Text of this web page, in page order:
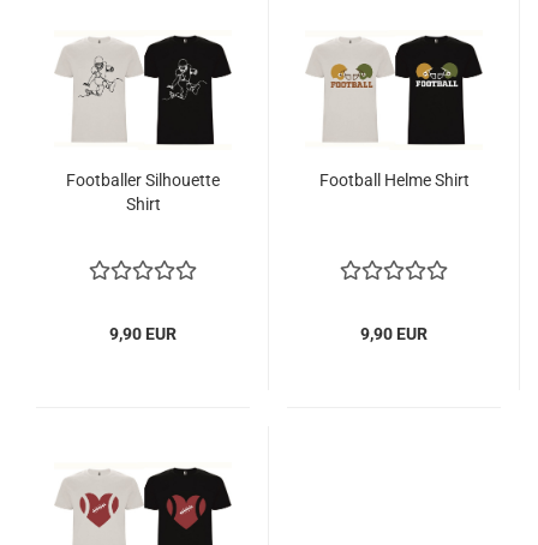
Footballer Silhouette
Shirt
9,90 EUR
Football Helme Shirt
9,90 EUR